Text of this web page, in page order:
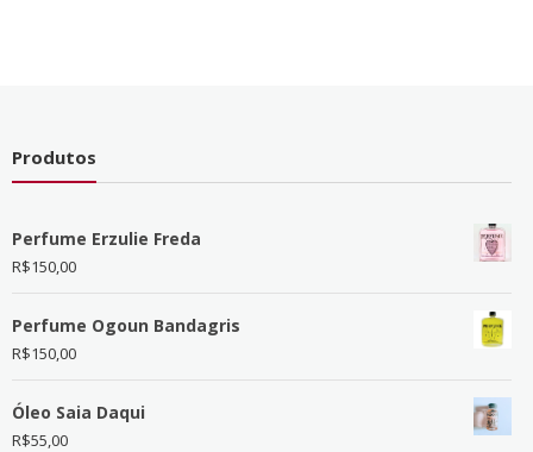
Produtos
Perfume Erzulie Freda
R$150,00
Perfume Ogoun Bandagris
R$150,00
Óleo Saia Daqui
R$55,00